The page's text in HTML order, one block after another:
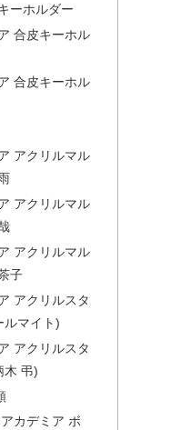
ーホルダー
合皮キーホル
合皮キーホル
アクリルマル
アクリルマル
アクリルマル
子
アクリルスタ
ルマイト)
アクリルスタ
木 弔)
カデミア ボ